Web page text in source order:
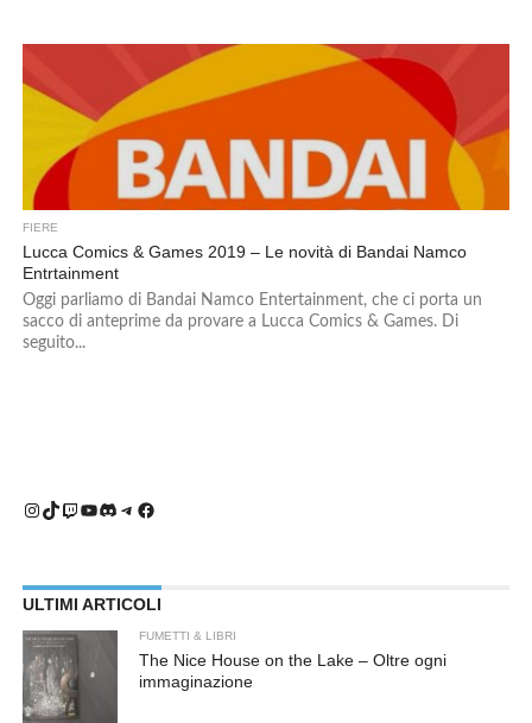
FIERE
Lucca Comics & Games 2019 – Le novità di Bandai Namco
Entrtainment
Oggi parliamo di Bandai Namco Entertainment, che ci porta un
sacco di anteprime da provare a Lucca Comics & Games. Di
seguito...
Instagram
TikTok
Twitch
YouTube
Discord
Telegram
Facebook
ULTIMI ARTICOLI
FUMETTI & LIBRI
The Nice House on the Lake – Oltre ogni
immaginazione